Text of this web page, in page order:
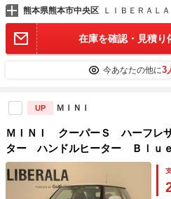
熊本県熊本市中央区 ＬＩＢＥＲＡＬ
在庫を確認・見積り
今あなたの他に3
UP ＭＩＮＩ
ＭＩＮＩ クーパーＳ ハーフレ
ター ハンドルヒーター Ｂｌｕ
ｐｌｅＣａｒＰｌａｙ・Ａｎｄｒ
ラ ワイヤレス充電 ＥＴＣ 純正